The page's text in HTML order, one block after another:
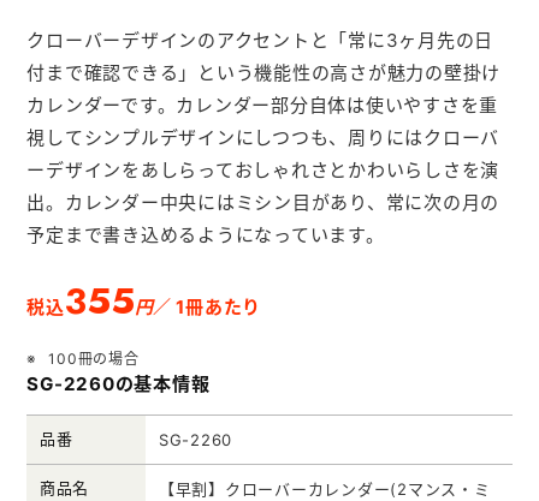
ボックスティッシュ本舗
メモ帳本舗
クリアファイル本舗
ウェットティッシュ本舗
うちわ本舗
扇子本舗
クローバーデザインのアクセントと「常に3ヶ月先の日
付まで確認できる」という機能性の高さが魅力の壁掛け
カレンダーです。カレンダー部分自体は使いやすさを重
視してシンプルデザインにしつつも、周りにはクローバ
ーデザインをあしらっておしゃれさとかわいらしさを演
出。カレンダー中央にはミシン目があり、常に次の月の
予定まで書き込めるようになっています。
税込355円／ 1冊あたり
100冊の場合
SG-2260の基本情報
品番 SG-2260
商品名
【早割】クローバーカレンダー(2マンス・ミ